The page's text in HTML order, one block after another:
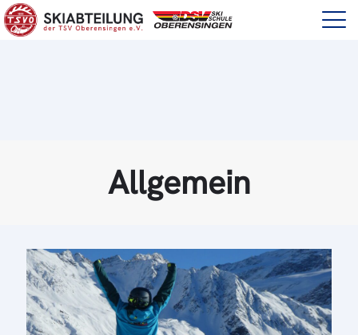
Allgemein